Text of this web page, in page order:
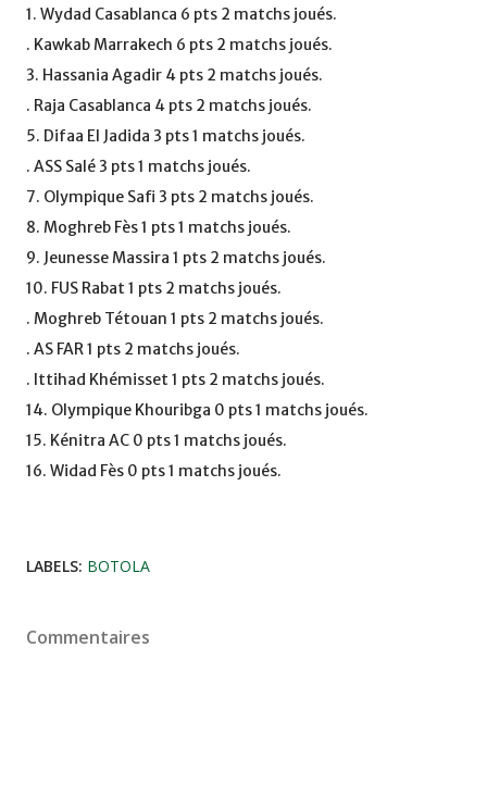
1. Wydad Casablanca 6 pts 2 matchs joués.
. Kawkab Marrakech 6 pts 2 matchs joués.
3. Hassania Agadir 4 pts 2 matchs joués.
. Raja Casablanca 4 pts 2 matchs joués.
5. Difaa El Jadida 3 pts 1 matchs joués.
. ASS Salé 3 pts 1 matchs joués.
7. Olympique Safi 3 pts 2 matchs joués.
8. Moghreb Fès 1 pts 1 matchs joués.
9. Jeunesse Massira 1 pts 2 matchs joués.
10. FUS Rabat 1 pts 2 matchs joués.
. Moghreb Tétouan 1 pts 2 matchs joués.
. AS FAR 1 pts 2 matchs joués.
. Ittihad Khémisset 1 pts 2 matchs joués.
14. Olympique Khouribga 0 pts 1 matchs joués.
15. Kénitra AC 0 pts 1 matchs joués.
16. Widad Fès 0 pts 1 matchs joués.
LABELS: BOTOLA
Commentaires